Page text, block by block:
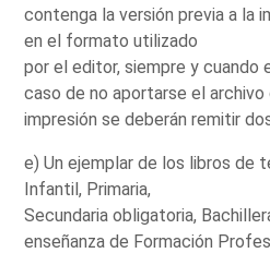
contenga la versión previa a la
en el formato utilizado
por el editor, siempre y cuando
caso de no aportarse el
impresión se deberán remitir
e) Un ejemplar de los libros de
Infantil, Primaria,
Secundaria obligatoria,
enseñanza de Formación